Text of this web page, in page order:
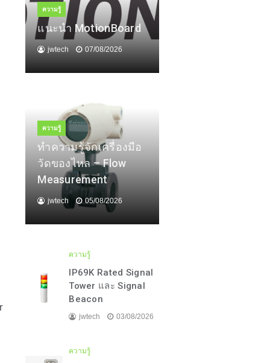
ความรู้
แนะนำ MotionBoard
jwtech 07/08/2026
ความรู้
ทำความรู้จักเครื่องมือ
วัดของไหล – Flow
Measurement
jwtech 05/08/2026
ความรู้
IP69K Rated Signal
Tower และ Signal
Beacon
jwtech 03/08/2026
ความรู้